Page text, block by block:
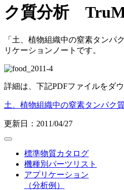
ク質分析
「土、植物組織中の窒素タン
リケーションノートです。
詳細は、下記PDFファイルをダ
土、植物組織中の窒素タンパク
更新日：2011/04/27
標準物質カタログ
機種別パーツリスト
アプリケーション
（分析例）